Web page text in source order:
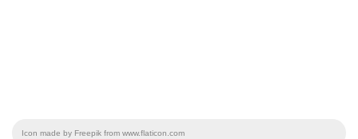
Icon made by Freepik from www.flaticon.com